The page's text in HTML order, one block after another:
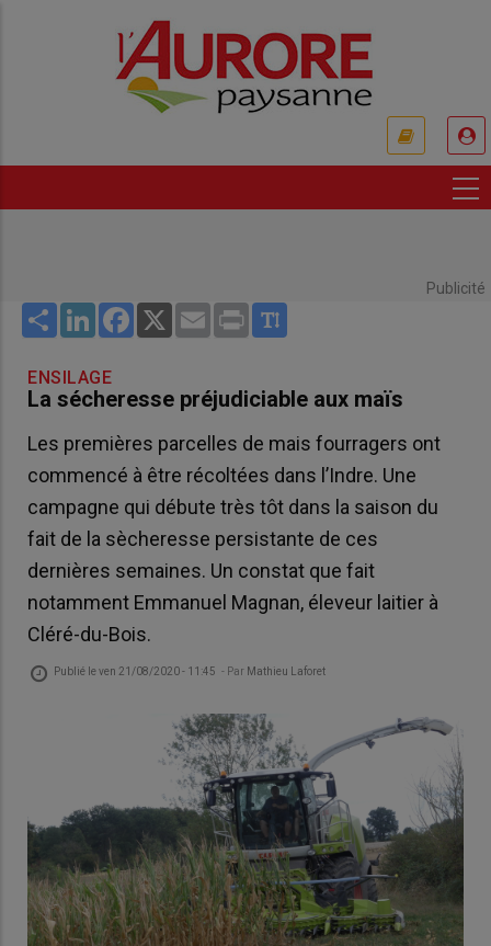
Publicité
Share LinkedInFacebook
X Email Print
ENSILAGE
La sécheresse préjudiciable aux maïs
Les premières parcelles de mais fourragers ont
commencé à être récoltées dans l’Indre. Une
campagne qui débute très tôt dans la saison du
fait de la sècheresse persistante de ces
dernières semaines. Un constat que fait
notamment Emmanuel Magnan, éleveur laitier à
Cléré-du-Bois.
Publié leven 21/08/2020 - 11:45 - Par Mathieu Laforet